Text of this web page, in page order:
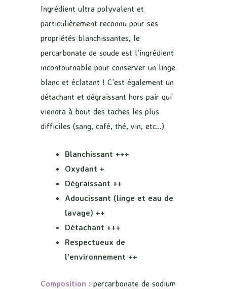
Ingrédient ultra polyvalent et
particulièrement reconnu pour ses
propriétés blanchissantes, le
percarbonate de soude est l’ingrédient
incontournable pour conserver un linge
blanc et éclatant ! C’est également un
détachant et dégraissant hors pair qui
viendra à bout des taches les plus
difficiles (sang, café, thé, vin, etc…)
Blanchissant +++
Oxydant +
Dégraissant ++
Adoucissant (linge et eau de
lavage) ++
Détachant +++
Respectueux de
l’environnement ++
Composition : percarbonate de sodium